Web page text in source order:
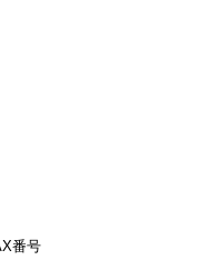
番号